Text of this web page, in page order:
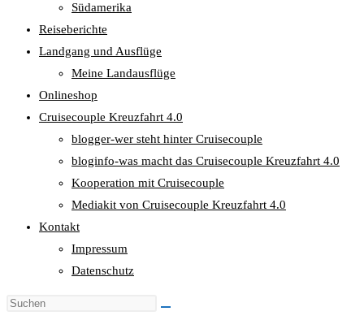
Südamerika
Reiseberichte
Landgang und Ausflüge
Meine Landausflüge
Onlineshop
Cruisecouple Kreuzfahrt 4.0
blogger-wer steht hinter Cruisecouple
bloginfo-was macht das Cruisecouple Kreuzfahrt 4.0
Kooperation mit Cruisecouple
Mediakit von Cruisecouple Kreuzfahrt 4.0
Kontakt
Impressum
Datenschutz